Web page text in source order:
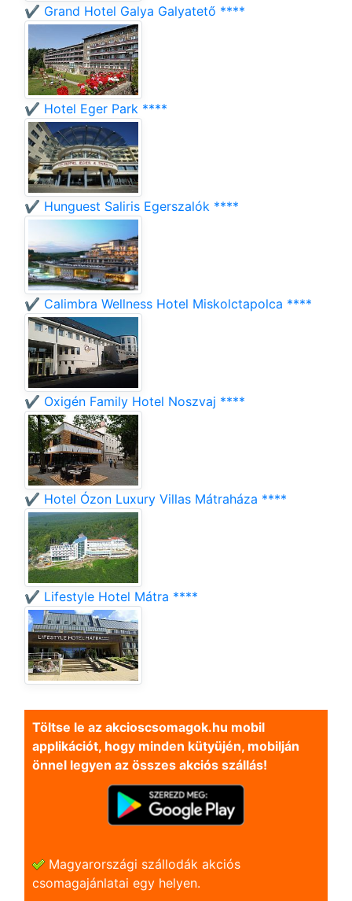
✔️ Grand Hotel Galya Galyatető ****
✔️ Hotel Eger Park ****
✔️ Hunguest Saliris Egerszalók ****
✔️ Calimbra Wellness Hotel Miskolctapolca ****
✔️ Oxigén Family Hotel Noszvaj ****
✔️ Hotel Ózon Luxury Villas Mátraháza ****
✔️ Lifestyle Hotel Mátra ****
Töltse le az akcioscsomagok.hu mobil
applikációt, hogy minden kütyüjén, mobilján
önnel legyen az összes akciós szállás!
Magyarországi szállodák akciós
csomagajánlatai egy helyen.